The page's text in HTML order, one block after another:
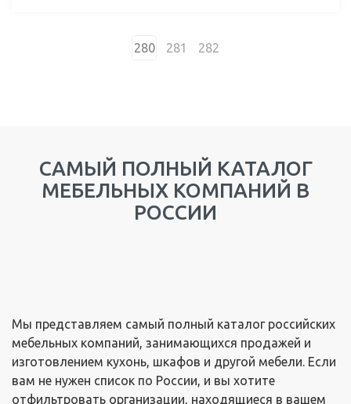
280 281 282
САМЫЙ ПОЛНЫЙ КАТАЛОГ
МЕБЕЛЬНЫХ КОМПАНИЙ В
РОССИИ
Мы представляем самый полный каталог российских
мебельных компаний, занимающихся продажей и
изготовлением кухонь, шкафов и другой мебели. Если
вам не нужен список по России, и вы хотите
отфильтровать организации, находящиеся в вашем